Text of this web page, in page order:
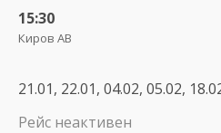
15:30
Киров АВ
Рейс неактивен